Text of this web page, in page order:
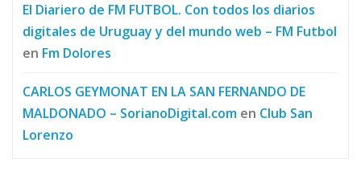
El Diariero de FM FUTBOL. Con todos los diarios
digitales de Uruguay y del mundo web – FM Futbol
en Fm Dolores
CARLOS GEYMONAT EN LA SAN FERNANDO DE
MALDONADO – SorianoDigital.com en Club San
Lorenzo